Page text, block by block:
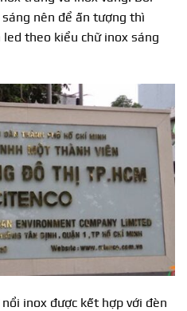
nên để ấn tượng thì
theo kiểu chữ inox sáng
nổi inox được kết hợp với đèn